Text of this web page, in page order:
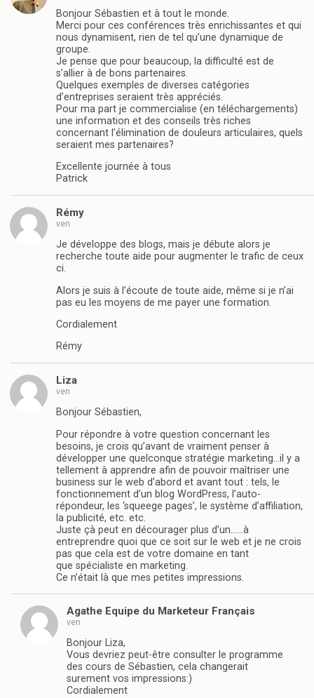
Bonjour Sébastien et à tout le monde.
Merci pour ces conférences très enrichissantes et qui
nous dynamisent, rien de tel qu’une dynamique de
groupe.
Je pense que pour beaucoup, la difficulté est de
s’allier à de bons partenaires.
Quelques exemples de diverses catégories
d’entreprises seraient très appréciés.
Pour ma part je commercialise (en téléchargements)
une information et des conseils très riches
concernant l’élimination de douleurs articulaires, quels
seraient mes partenaires?
Excellente journée à tous
Patrick
Rémy
ven
Je développe des blogs, mais je débute alors je
recherche toute aide pour augmenter le trafic de ceux
ci.
Alors je suis à l’écoute de toute aide, même si je n’ai
pas eu les moyens de me payer une formation.
Cordialement
Rémy
Liza
ven
Bonjour Sébastien,
Pour répondre à votre question concernant les
besoins, je crois qu’avant de vraiment penser à
développer une quelconque stratégie marketing…il y a
tellement à apprendre afin de pouvoir maîtriser une
business sur le web d’abord et avant tout : tels, le
fonctionnement d’un blog WordPress, l’auto-
répondeur, les ‘squeege pages’, le système d’affiliation,
la publicité, etc. etc.
Juste çà peut en décourager plus d’un……à
entreprendre quoi que ce soit sur le web et je ne crois
pas que cela est de votre domaine en tant
que spécialiste en marketing.
Ce n’était là que mes petites impressions.
Agathe Equipe du Marketeur Français
ven
Bonjour Liza,
Vous devriez peut-être consulter le programme
des cours de Sébastien, cela changerait
surement vos impressions:)
Cordialement